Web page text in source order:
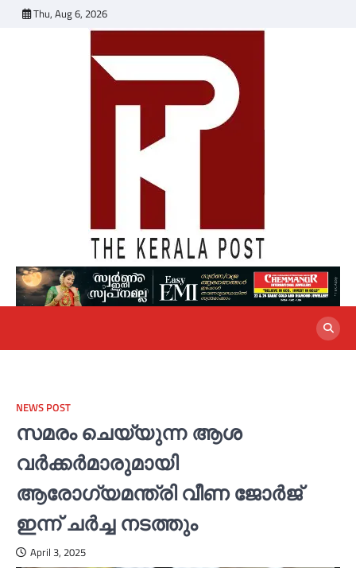
Thu, Aug 6, 2026
NEWS POST
സമരം ചെയ്യുന്ന ആശ
വര്‍ക്കര്‍മാരുമായി
ആരോഗ്യമന്ത്രി വീണ ജോര്‍ജ്
ഇന്ന് ചര്‍ച്ച നടത്തും
April 3, 2025